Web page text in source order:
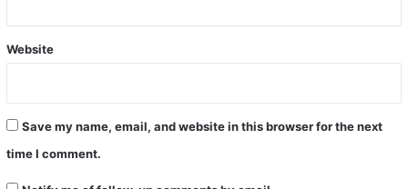
Website
Save my name, email, and website in this browser for the next
time I comment.